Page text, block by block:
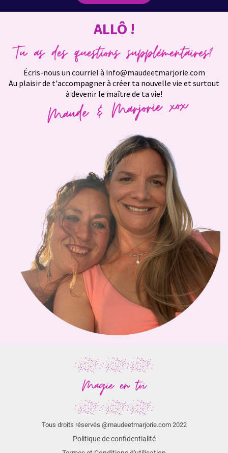
ALLÔ !
Écris-nous un courriel à info@maudeetmarjorie.com
Au plaisir de t'accompagner à créer ta nouvelle vie et surtout
à devenir le maître de ta vie!
Tous droits réservés @maudeetmarjorie.com 2022
Politique de confidentialité